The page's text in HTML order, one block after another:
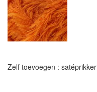
Zelf toevoegen : satéprikker